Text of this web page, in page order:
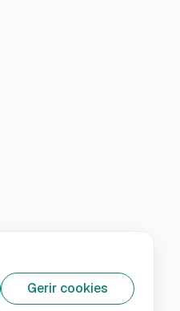
Gerir cookies